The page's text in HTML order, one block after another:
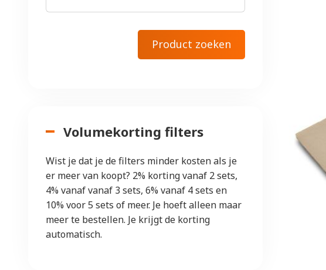
Volumekorting filters
Wist je dat je de filters minder kosten als je
er meer van koopt? 2% korting vanaf 2 sets,
4% vanaf vanaf 3 sets, 6% vanaf 4 sets en
10% voor 5 sets of meer. Je hoeft alleen maar
meer te bestellen. Je krijgt de korting
automatisch.